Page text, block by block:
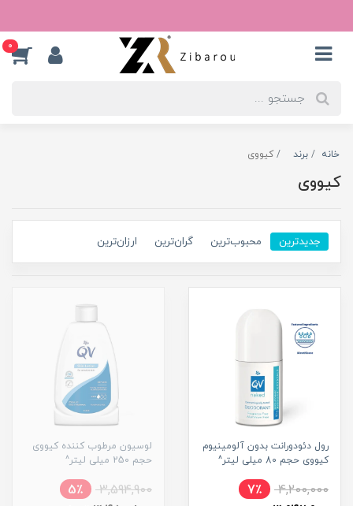
0
خانه برند کیووی
کیووی
جدیدترین محبوب‌ترین گران‌ترین ارزان‌ترین
رول دئودورانت بدون آلومینیوم
کیووی حجم 80 میلی لیتر^
4,200,000
7٪
لوسیون مرطوب کننده کیووی
حجم 250 میلی لیتر^
3,594,900
5٪